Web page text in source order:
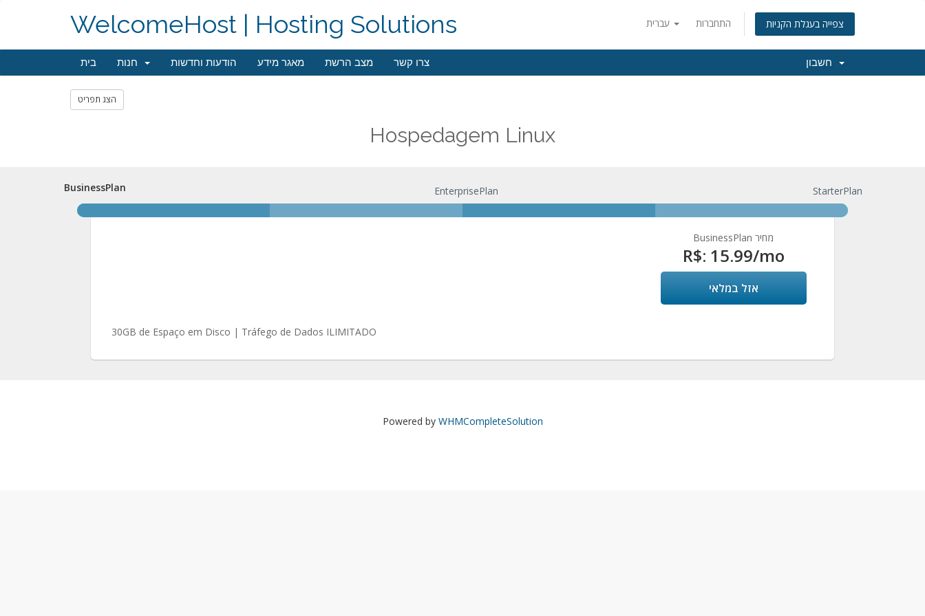
התחברות צפייה בעגלת הקניות WelcomeHost | Hosting Solutions
בית הודעות וחדשות מאגר מידע מצב הרשת צרו קשר
הצג תפריט
Hospedagem Linux
BusinessPlan
BusinessPlan EnterprisePlan StarterPlan
BusinessPlan מחיר
R$: 15.99/mo
אזל במלאי
30GB de Espaço em Disco | Tráfego de Dados ILIMITADO
Powered by WHMCompleteSolution